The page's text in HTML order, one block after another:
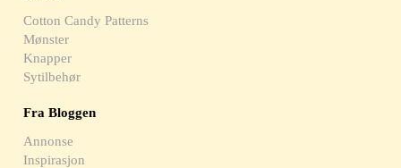
Cotton Candy Patterns
Mønster
Knapper
Sytilbehør
Fra Bloggen
Annonse
Inspirasjon